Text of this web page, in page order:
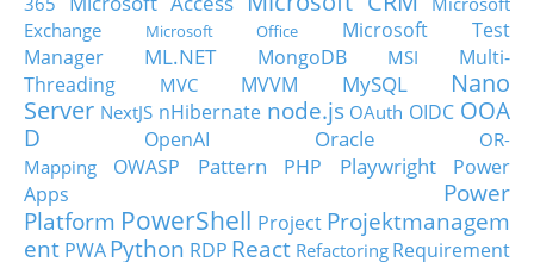
Exchange
Microsoft Office
Microsoft Test
Manager
ML.NET MongoDB MSI
Multi-
Threading
MVC MVVM MySQL
Nano
Server NextJS nHibernate node.js OAuth OIDC OOA
D
OpenAI Oracle
OR-
Mapping
OWASP Pattern PHP Playwright
Power
Apps
Power
Platform PowerShell Project Projektmanagem
ent PWA Python RDP React Refactoring Requirement